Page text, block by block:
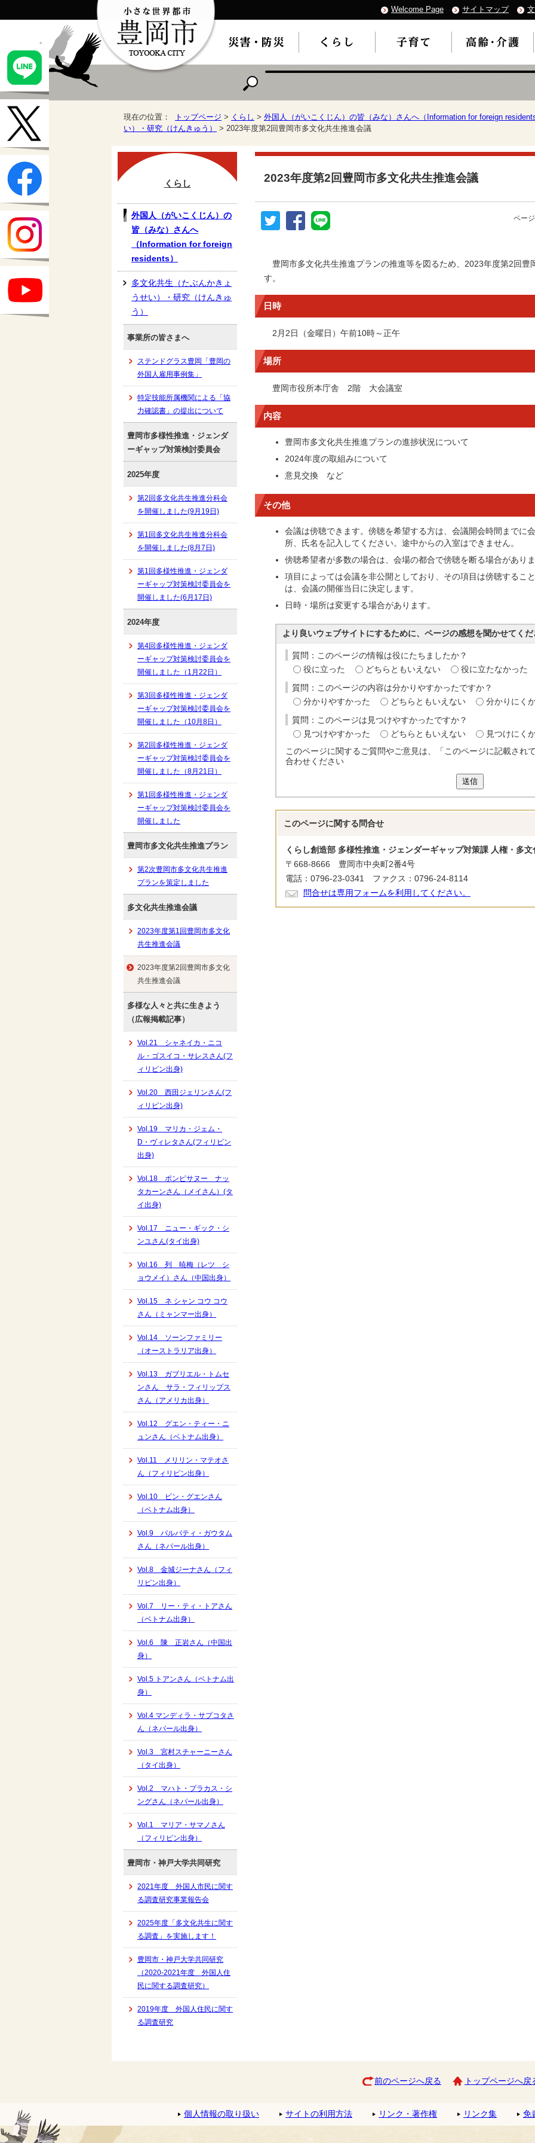
Welcome Page サイトマップ
現在の位置： トップページ > くらし > 外国人（がいこくじん）の皆（みな）さんへ（Information for foreign
い）・研究（けんきゅう）
> 2023年度第2回豊岡市多文化共生推進会議
2023年度第2回豊岡市多文化共生推進会議
ペー
豊岡市多文化共生推進プランの推進等を図るため、2023年度第2回豊
す。
日時
2月2日（金曜日）午前10時～正午
場所
豊岡市役所本庁舎 2階 大会議室
内容
豊岡市多文化共生推進プランの進捗状況について
2024年度の取組みについて
意見交換 など
その他
会議は傍聴できます。傍聴を希望する方は、会議開会時間までに
所、氏名を記入してください。途中からの入室はできません。
傍聴希望者が多数の場合は、会場の都合で傍聴を断る場合があり
項目によっては会議を非公開としており、その項目は傍聴するこ
は、会議の開催当日に決定します。
日時・場所は変更する場合があります。
より良いウェブサイトにするために、ページの感想を聞かせてく
質問：このページの情報は役にたちましたか？
役に立った
どちらともいえない 役に立たなかった
質問：このページの内容は分かりやすかったですか？
分かりやすかった
どちらともいえない 分かりにく
質問：このページは見つけやすかったですか？
見つけやすかった
どちらともいえない
見つけにく
このページに関するご質問やご意見は、「このページに記載され
合わせください
送信
このページに関する 問合せ
くらし創造部 多様性推進・ジェンダーギャップ対策課 人権・多文
〒668-8666 豊岡市中央町2番4号
電話：0796-23-0341 ファクス：0796-24-8114
問合せは専用フォームを利用してください。
くらし
外国人（がいこくじん）の
皆（みな）さんへ
（Information for foreign
residents）
多文化共生（たぶんかきょ
うせい）・研究（けんきゅ
う）
事業所の皆さまへ
ステンドグラス豊岡「豊岡の
外国人雇用事例集」
特定技能所属機関による「協
力確認書」の提出について
豊岡市多様性推進・ジェンダ
ーギャップ対策検討委員会
2025年度
第2回多文化共生推進分科会
を開催しました(9月19日)
第1回多文化共生推進分科会
を開催しました(8月7日)
第1回多様性推進・ジェンダ
ーギャップ対策検討委員会を
開催しました(6月17日)
2024年度
第4回多様性推進・ジェンダ
ーギャップ対策検討委員会を
開催しました（1月22日）
第3回多様性推進・ジェンダ
ーギャップ対策検討委員会を
開催しました（10月8日）
第2回多様性推進・ジェンダ
ーギャップ対策検討委員会を
開催しました（8月21日）
第1回多様性推進・ジェンダ
ーギャップ対策検討委員会を
開催しました
豊岡市多文化共生推進プラン
第2次豊岡市多文化共生推進
プランを策定しました
多文化共生推進会議
2023年度第1回豊岡市多文化
共生推進会議
2023年度第2回豊岡市多文化
共生推進会議
多様な人々と共に生きよう
（広報掲載記事）
Vol.21 シャネイカ・ニコ
ル・ゴスイコ・サレスさん(フ
ィリピン出身)
Vol.20 西田ジェリンさん(フ
ィリピン出身)
Vol.19 マリカ・ジェム・
D・ヴィレタさん(フィリピン
出身)
Vol.18 ポンピサヌー ナッ
タカーンさん（メイさん）(タ
イ出身)
Vol.17 ニュー・ギック・シ
ンユさん(タイ出身)
Vol.16 列 暁梅（レツ シ
ョウメイ）さん（中国出身）
Vol.15 ネ シャン コウ コウ
さん（ミャンマー出身）
Vol.14 ソーンファミリー
（オーストラリア出身）
Vol.13 ガブリエル・トムセ
ンさん サラ・フィリップス
さん（アメリカ出身）
Vol.12 グエン・ティー・ニ
ュンさん（ベトナム出身）
Vol.11 メリリン・マテオさ
ん（フィリピン出身）
Vol.10 ビン・グエンさん
（ベトナム出身）
Vol.9 パルバティ・ガウタム
さん（ネパール出身）
Vol.8 金城ジーナさん（フィ
リピン出身）
Vol.7 リー・ティ・トアさん
（ベトナム出身）
Vol.6 陳 正岩さん（中国出
身）
Vol.5 トアンさん（ベトナム出
身）
Vol.4 マンディラ・サプコタさ
ん（ネパール出身）
Vol.3 宮村スチャーニーさん
（タイ出身）
Vol.2 マハト・プラカス・シ
ングさん（ネパール出身）
Vol.1 マリア・サマノさん
（フィリピン出身）
豊岡市・神戸大学共同研究
2021年度 外国人市民に関す
る調査研究事業報告会
2025年度「多文化共生に関す
る調査」を実施します！
豊岡市・神戸大学共同研究
（2020-2021年度 外国人住
民に関する調査研究）
2019年度 外国人住民に関す
る調査研究
前のページへ戻る トップページへ戻
個人情報の取り扱い サイトの利用方法 リンク・著作権 リンク集 免